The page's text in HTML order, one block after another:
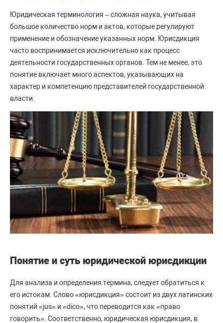
Юридическая терминология – сложная наука, учитывая
большое количество норм и актов, которые регулируют
применение и обозначение указанных норм. Юрисдикция
часто воспринимается исключительно как процесс
деятельности государственных органов. Тем не менее, это
понятие включает много аспектов, указывающих на
характер и компетенцию представителей государственной
власти.
Понятие и суть юридической юрисдикции
Для анализа и определения термина, следует обратиться к
его истокам. Слово «юрисдикция» состоит из двух латинских
понятий «jus» и «dico», что переводится как «право
говорить». Соответственно, юридическая юрисдикция, в